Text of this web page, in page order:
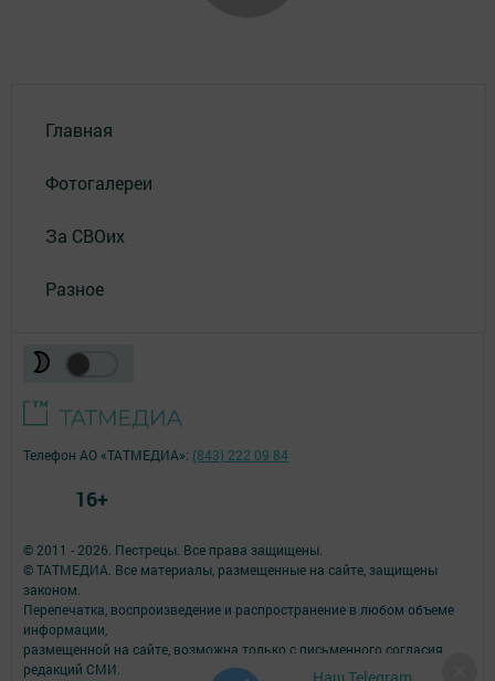
Главная
Фотогалереи
За СВОих
Разное
© 2011 - 2026. Пестрецы. Все права защищены.
© ТАТМЕДИА. Все материалы, размещенные на сайте, защищены
законом.
Перепечатка, воспроизведение и распространение в любом объеме
информации,
размещенной на сайте, возможна только с письменного согласия
редакций СМИ.
Телефон АО «ТАТМЕДИА»: (843) 222 09 84
16+